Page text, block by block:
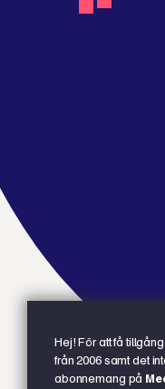
Hej! För att få
från 2006 samt det
abonnemang på